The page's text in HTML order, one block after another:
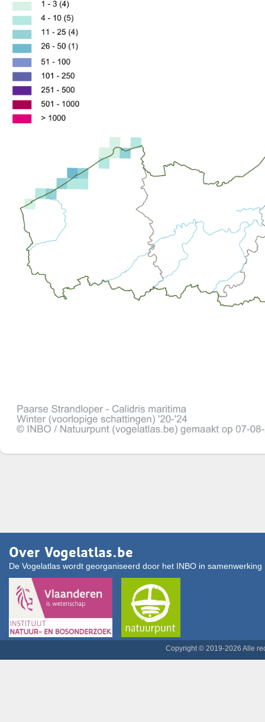
Over Vogelatlas.be
De Vogelatlas wordt georganiseerd door het INBO in
Copyright © 2019-2026 Alle